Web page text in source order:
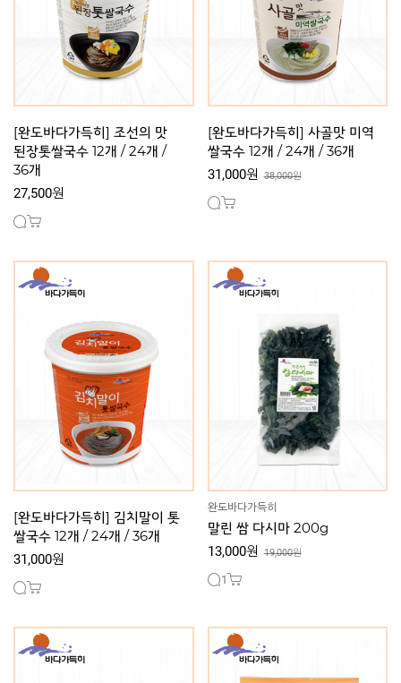
[완도바다가득히] 조선의 맛
된장톳쌀국수 12개 / 24개 /
36개
27,500원
[완도바다가득히] 사골맛 미역
쌀국수 12개 / 24개 / 36개
31,000원 38,000원
[완도바다가득히] 김치말이 톳
쌀국수 12개 / 24개 / 36개
31,000원
완도바다가득히
말린 쌈 다시마 200g
13,000원 19,000원
1